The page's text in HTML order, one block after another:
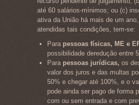
até 60 salários-mínimos; ou (c)
ativa da União há mais de um
atendidas tais condições, tem-se:
Parapessoas físicas, ME e
possibilidade deredução entre
Para pessoas jurídicas, os
valor dos juros e das multas
50% e chegar até 100%, e o
pode ainda ser pago de forma
com ou sem entrada e com